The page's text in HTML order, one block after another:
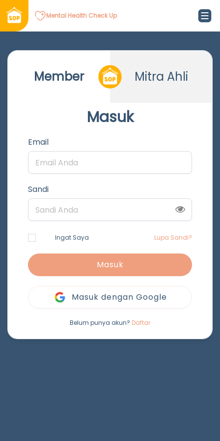
Mental Health Check Up
Member Mitra Ahli
Masuk
Email
Sandi
Ingat Saya Lupa Sandi?
Masuk
Masuk dengan Google
Belum punya akun? Daftar